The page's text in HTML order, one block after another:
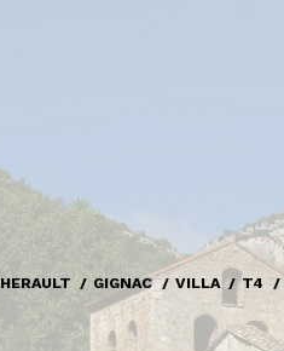
HERAULT GIGNAC VILLA T4